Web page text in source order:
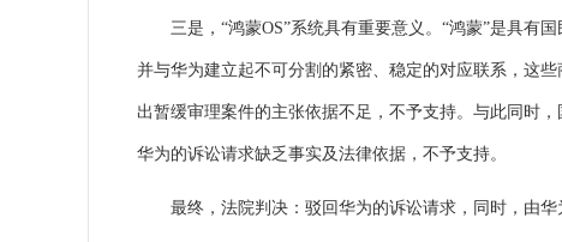
三是，“鸿蒙OS”系统具有重要意义。“鸿蒙”是具有国
并与华为建立起不可分割的紧密、稳定的对应联系，这
出暂缓审理案件的主张依据不足，不予支持。与此同时
华为的诉讼请求缺乏事实及法律依据，不予支持。
最终，法院判决：驳回华为的诉讼请求，同时，由华